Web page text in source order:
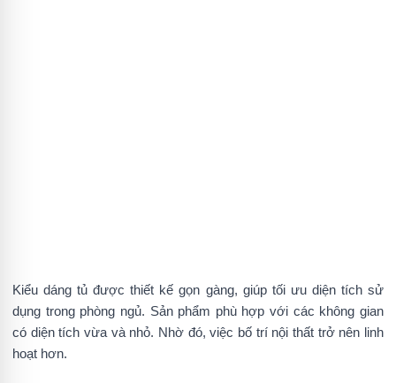
Kiểu dáng tủ được thiết kế gọn gàng, giúp tối ưu diện tích sử
dụng trong phòng ngủ. Sản phẩm phù hợp với các không gian
có diện tích vừa và nhỏ. Nhờ đó, việc bố trí nội thất trở nên linh
hoạt hơn.